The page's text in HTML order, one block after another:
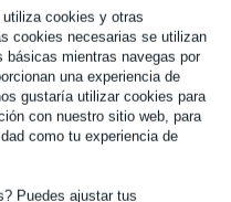
cookies y otras
cookies necesarias se utilizan
básicas mientras navegas por
una experiencia de
gustaría utilizar cookies para
con nuestro sitio web, para
como tu experiencia de
Puedes ajustar tus